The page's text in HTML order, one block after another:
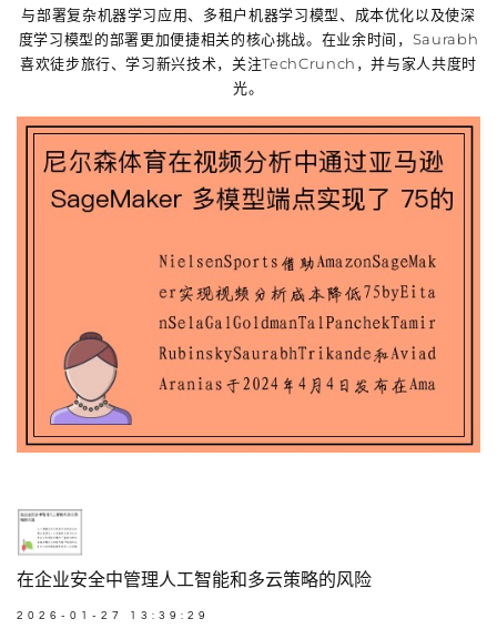
与部署复杂机器学习应用、多租户机器学习模型、成本优化以及使深
度学习模型的部署更加便捷相关的核心挑战。在业余时间，Saurabh
喜欢徒步旅行、学习新兴技术，关注TechCrunch，并与家人共度时
光。
在企业安全中管理人工智能和多云策略的风险
2026-01-27 13:39:29